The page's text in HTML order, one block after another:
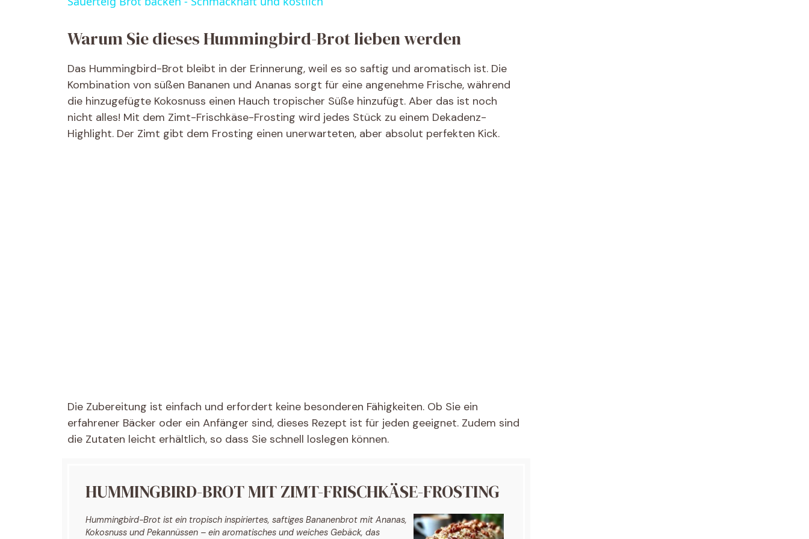
i
d
e
Warum Sie dieses Hummingbird-Brot lieben werden
Das Hummingbird-Brot bleibt in der Erinnerung, weil es so saftig und aromatisch ist. Die
Kombination von süßen Bananen und Ananas sorgt für eine angenehme Frische, während
die hinzugefügte Kokosnuss einen Hauch tropischer Süße hinzufügt. Aber das ist noch
nicht alles! Mit dem Zimt-Frischkäse-Frosting wird jedes Stück zu einem Dekadenz-
Highlight. Der Zimt gibt dem Frosting einen unerwarteten, aber absolut perfekten Kick.
Die Zubereitung ist einfach und erfordert keine besonderen Fähigkeiten. Ob Sie ein
erfahrener Bäcker oder ein Anfänger sind, dieses Rezept ist für jeden geeignet. Zudem sind
die Zutaten leicht erhältlich, so dass Sie schnell loslegen können.
HUMMINGBIRD-BROT MIT ZIMT-FRISCHKÄSE-FROSTING
Hummingbird-Brot ist ein tropisch inspiriertes, saftiges Bananenbrot mit Ananas,
Kokosnuss und Pekannüssen – ein aromatisches und weiches Gebäck, das